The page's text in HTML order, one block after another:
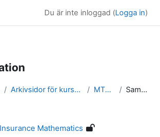
Du är inte inloggad (Logga in)
Arkivsidor för kurser i Matematisk statistik MT5011_arkiv Sammanfattning
Mathematics